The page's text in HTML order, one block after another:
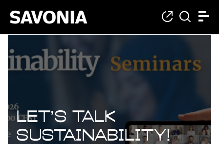
Let’s Talk
Sustainability!